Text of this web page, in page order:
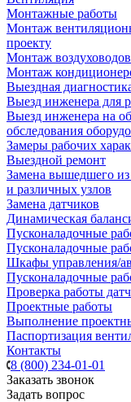
Монтажные работы
Монтаж
проекту
Монтаж воздуховодов
Монтаж
Выездная
Выезд инженера для
Выезд инженера на
обследования
Замеры рабочих
Выездной ремонт
Замена вышедшего из
и различных узлов
Замена датчиков
Динамическая
Пусконаладочные
Пусконаладочные
Шкафы управления/
Пусконаладочные
Проверка работы
Проектные работы
Выполнение
Паспортизация
Контакты
8 (800) 234-01-01
Заказать звонок
Задать вопрос